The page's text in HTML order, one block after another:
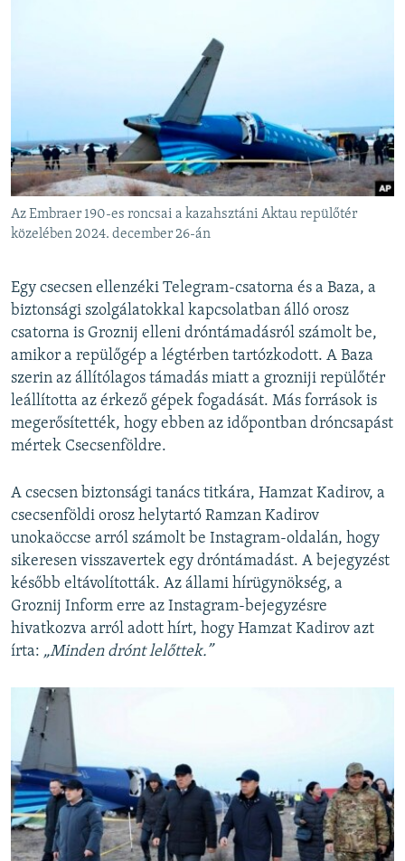
Az Embraer 190-es roncsai a kazahsztáni Aktau repülőtér
közelében 2024. december 26-án
Egy csecsen ellenzéki Telegram-csatorna és a Baza, a
biztonsági szolgálatokkal kapcsolatban álló orosz
csatorna is Groznij elleni dróntámadásról számolt be,
amikor a repülőgép a légtérben tartózkodott. A Baza
szerin az állítólagos támadás miatt a grozniji repülőtér
leállította az érkező gépek fogadását. Más források is
megerősítették, hogy ebben az időpontban dróncsapást
mértek Csecsenföldre.
A csecsen biztonsági tanács titkára, Hamzat Kadirov, a
csecsenföldi orosz helytartó Ramzan Kadirov
unokaöccse arról számolt be Instagram-oldalán, hogy
sikeresen visszavertek egy dróntámadást. A bejegyzést
később eltávolították. Az állami hírügynökség, a
Groznij Inform erre az Instagram-bejegyzésre
hivatkozva arról adott hírt, hogy Hamzat Kadirov azt
írta: „Minden drónt lelőttek.”